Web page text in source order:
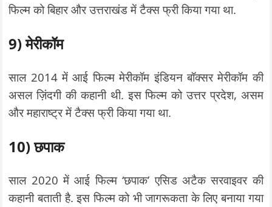
फिल्म को बिहार और उत्तराखंड में टैक्स फ्री किया गया था.
9) मेरीकॉम
साल 2014 में आई फिल्म मेरीकॉम इंडियन बॉक्सर मेरीकॉम की
असल ज़िंदगी की कहानी थी. इस फिल्म को उत्तर प्रदेश, असम
और महाराष्ट्र में टैक्स फ्री किया गया था.
10) छपाक
साल 2020 में आई फिल्म ‘छपाक’ एसिड अटैक सरवाइवर की
कहानी बताती है. इस फिल्म को भी जागरूकता के लिए बनाया गया